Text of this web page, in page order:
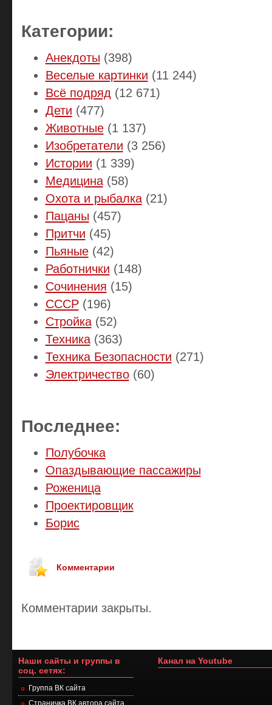
Категории:
Анекдоты (398)
Веселые картинки (11 244)
Всё подряд (12 671)
Дети (477)
Животные(1 137)
Изобретатели (3 256)
Истории (1 339)
Медицина(58)
Охота и рыбалка(21)
Пацаны (457)
Притчи (45)
Пьяные(42)
Работнички (148)
Сочинения (15)
СССР(196)
Стройка(52)
Техника(363)
Техника Безопасности (271)
Электричество(60)
Последнее:
Полубочка
Опаздывающие пассажиры
Роженица
Проектировщик
Борис
Комментарии
Комментарии закрыты.
Наши сайты и группы в
соц. сетях:
Группа ВК сайта
Страничка ВК автора сайта
Канал на Youtube